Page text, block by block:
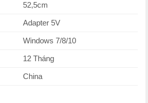
52,5cm
Adapter 5V
Windows 7/8/10
12 Tháng
China